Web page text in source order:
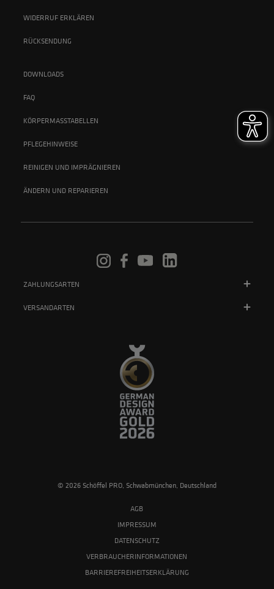
WIDERRUF ERKLÄREN
RÜCKSENDUNG
DOWNLOADS
FAQ
KÖRPERMASSTABELLEN
PFLEGEHINWEISE
REINIGEN UND IMPRÄGNIEREN
ÄNDERN UND REPARIEREN
ZAHLUNGSARTEN
VERSANDARTEN
© 2026 Schöffel PRO, Schwabmünchen, Deutschland
AGB
IMPRESSUM
DATENSCHUTZ
VERBRAUCHERINFORMATIONEN
BARRIEREFREIHEITSERKLÄRUNG